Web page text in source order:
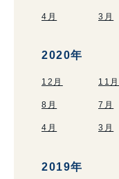
4月 3月
2020年
12月 11月
8月 7月
4月 3月
2019年